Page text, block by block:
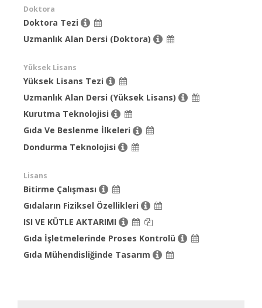
Doktora
Doktora Tezi
Uzmanlık Alan Dersi (Doktora)
Yüksek Lisans
Yüksek Lisans Tezi
Uzmanlık Alan Dersi (Yüksek Lisans)
Kurutma Teknolojisi
Gıda Ve Beslenme İlkeleri
Dondurma Teknolojisi
Lisans
Bitirme Çalışması
Gıdaların Fiziksel Özellikleri
ISI VE KÜTLE AKTARIMI
Gıda İşletmelerinde Proses Kontrolü
Gıda Mühendisliğinde Tasarım